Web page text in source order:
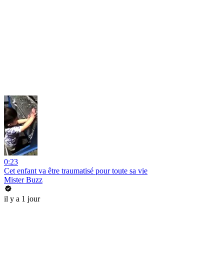
0:23
Cet enfant va être traumatisé pour toute sa vie
Mister Buzz
il y a 1 jour